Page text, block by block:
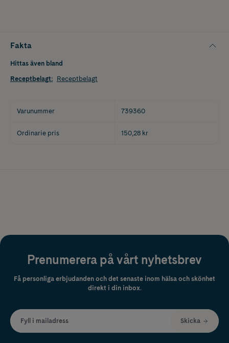
Fakta
Hittas även bland
Receptbelagt: Receptbelagt
Varunummer 739360
Ordinarie pris 150,28 kr
Prenumerera på vårt nyhetsbrev
Få personliga erbjudanden och det senaste inom hälsa och skönhet
direkt i din inbox.
Fyll i mailadress Skicka